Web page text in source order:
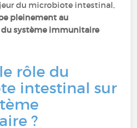
du microbiote intestinal,
pleinement au
système immunitaire
rôle du
intestinal sur
?